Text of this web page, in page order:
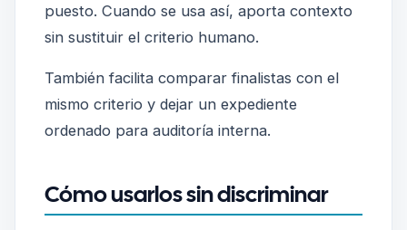
puesto. Cuando se usa así, aporta contexto
sin sustituir el criterio humano.
También facilita comparar finalistas con el
mismo criterio y dejar un expediente
ordenado para auditoría interna.
Cómo usarlos sin discriminar